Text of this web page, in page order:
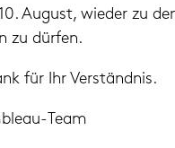
August, wieder zu
zu dürfen.
für Ihr Verständnis.
Team